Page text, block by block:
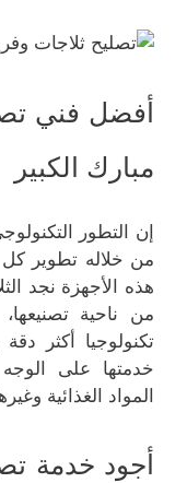
أفضل فني
مبارك الكبير
إن التطور
من خلاله تطوير كل
هذه الأجهزة نجد
من ناحية
تكنولوجيا أكثر
خدمتها على
المواد الغذائية
أجود خدمة